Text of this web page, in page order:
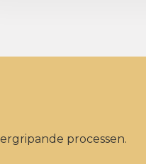
processen.